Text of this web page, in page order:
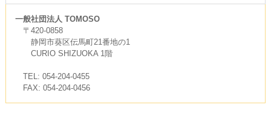
一般社団法人 TOMOSO
〒420-0858
静岡市葵区伝馬町21番地の1
CURIO SHIZUOKA 1階
TEL: 054-204-0455
FAX: 054-204-0456